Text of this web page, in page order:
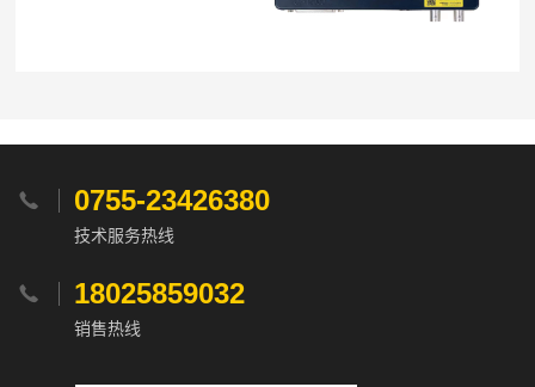
 0755-23426380
技术服务热线
 18025859032
销售热线